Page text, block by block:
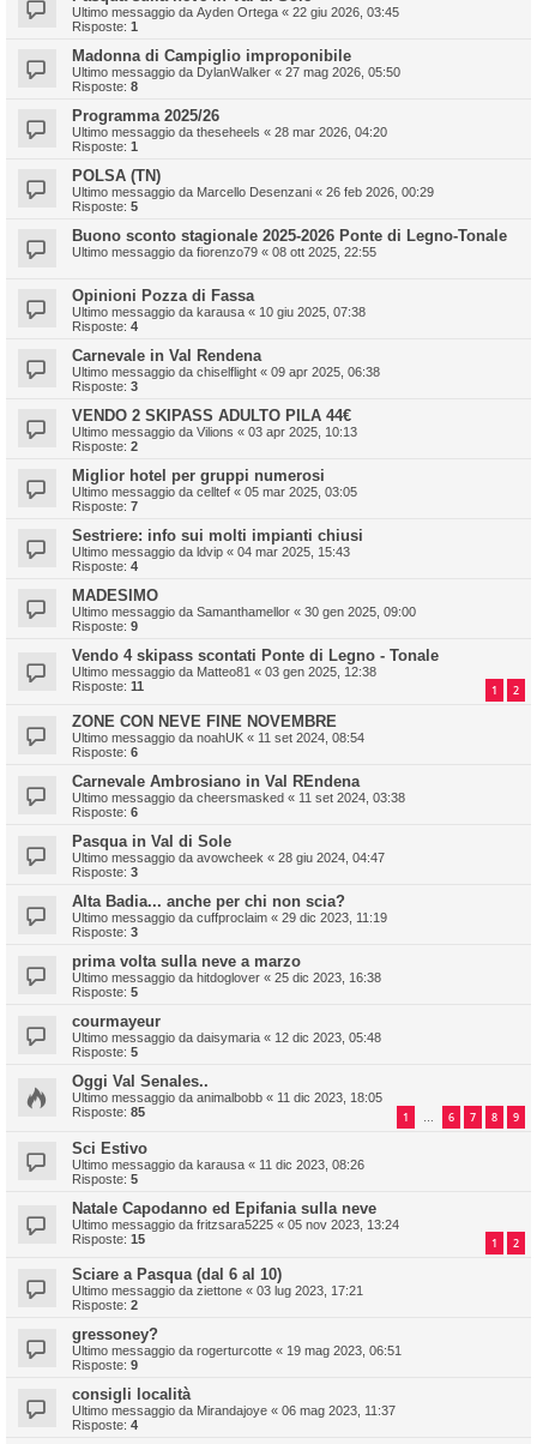
Ultimo messaggio da Ayden Ortega « 22 giu 2026, 03:45
Risposte: 1
Madonna di Campiglio improponibile
Ultimo messaggio da DylanWalker « 27 mag 2026, 05:50
Risposte: 8
Programma 2025/26
Ultimo messaggio da theseheels « 28 mar 2026, 04:20
Risposte: 1
POLSA (TN)
Ultimo messaggio da Marcello Desenzani « 26 feb 2026, 00:29
Risposte: 5
Buono sconto stagionale 2025-2026 Ponte di Legno-Tonale
Ultimo messaggio da fiorenzo79 « 08 ott 2025, 22:55
Opinioni Pozza di Fassa
Ultimo messaggio da karausa « 10 giu 2025, 07:38
Risposte: 4
Carnevale in Val Rendena
Ultimo messaggio da chiselflight « 09 apr 2025, 06:38
Risposte: 3
VENDO 2 SKIPASS ADULTO PILA 44€
Ultimo messaggio da Vilions « 03 apr 2025, 10:13
Risposte: 2
Miglior hotel per gruppi numerosi
Ultimo messaggio da celltef « 05 mar 2025, 03:05
Risposte: 7
Sestriere: info sui molti impianti chiusi
Ultimo messaggio da ldvip « 04 mar 2025, 15:43
Risposte: 4
MADESIMO
Ultimo messaggio da Samanthamellor « 30 gen 2025, 09:00
Risposte: 9
Vendo 4 skipass scontati Ponte di Legno - Tonale
Ultimo messaggio da Matteo81 « 03 gen 2025, 12:38
Risposte: 11 1 2
ZONE CON NEVE FINE NOVEMBRE
Ultimo messaggio da noahUK « 11 set 2024, 08:54
Risposte: 6
Carnevale Ambrosiano in Val REndena
Ultimo messaggio da cheersmasked « 11 set 2024, 03:38
Risposte: 6
Pasqua in Val di Sole
Ultimo messaggio da avowcheek « 28 giu 2024, 04:47
Risposte: 3
Alta Badia... anche per chi non scia?
Ultimo messaggio da cuffproclaim « 29 dic 2023, 11:19
Risposte: 3
prima volta sulla neve a marzo
Ultimo messaggio da hitdoglover « 25 dic 2023, 16:38
Risposte: 5
courmayeur
Ultimo messaggio da daisymaria « 12 dic 2023, 05:48
Risposte: 5
Oggi Val Senales..
Ultimo messaggio da animalbobb « 11 dic 2023, 18:05
Risposte: 85 1 … 6 7 8 9
Sci Estivo
Ultimo messaggio da karausa « 11 dic 2023, 08:26
Risposte: 5
Natale Capodanno ed Epifania sulla neve
Ultimo messaggio da fritzsara5225 « 05 nov 2023, 13:24
Risposte: 15 1 2
Sciare a Pasqua (dal 6 al 10)
Ultimo messaggio da ziettone « 03 lug 2023, 17:21
Risposte: 2
gressoney?
Ultimo messaggio da rogerturcotte « 19 mag 2023, 06:51
Risposte: 9
consigli località
Ultimo messaggio da Mirandajoye « 06 mag 2023, 11:37
Risposte: 4